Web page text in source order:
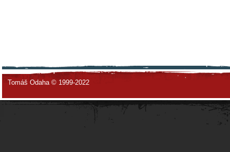
Tomáš Odaha © 1999-2022